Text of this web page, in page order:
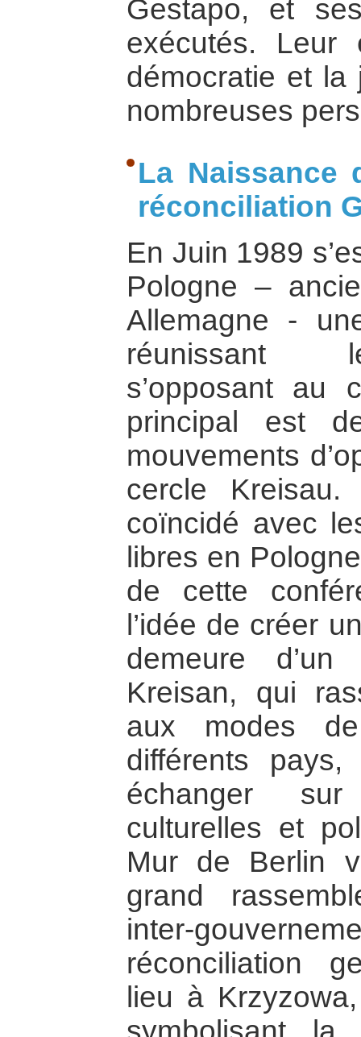
Gestapo, et
exécutés. Leur
démocratie et la
nombreuses
La Naissance
réconciliation
En Juin 1989
Pologne –
Allemagne -
réunissant
s’opposant au
principal est
mouvements
cercle
coïncidé avec
libres en
de cette
l’idée de créer
demeure
Kreisan, qui
aux modes
différents
échanger
culturelles et
Mur de Berlin
grand
inter-
réconciliation
lieu à